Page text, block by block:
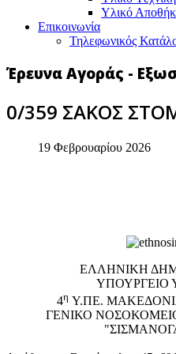
Υλικό
Επικοινωνία
Τηλεφωνικός
Έρευνα Αγοράς -
0/359 ΣΑΚΟΣ
19 Φεβρουαρίου 2026
EΛΛΗΝΙΚΗ
ΥΠΟΥΡΓΕΙΟ
4η Υ.ΠΕ.
ΓΕΝΙΚΟ